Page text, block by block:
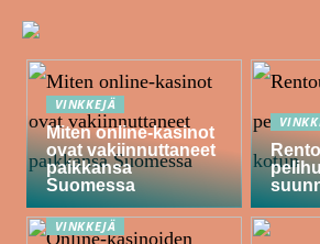
VINKKEJÄ
Miten online-kasinot
ovat vakiinnuttaneet
paikkansa
Suomessa
VINKKEJÄ